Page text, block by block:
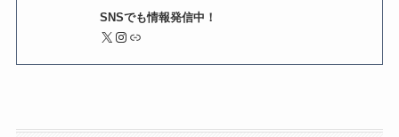
SNSでも情報発信中！
X Instagram リンク